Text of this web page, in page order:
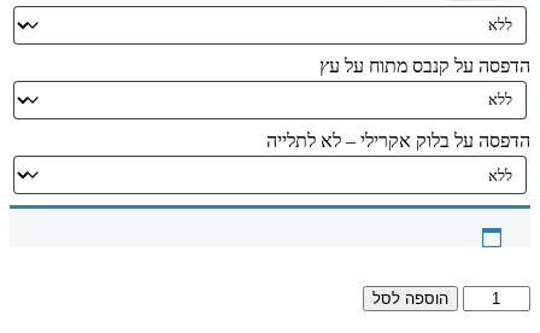
הדפסה על קנבס מתוח על עץ
הדפסה על בלוק אקרילי – לא לתלייה
כמות
של
הוספה לסל